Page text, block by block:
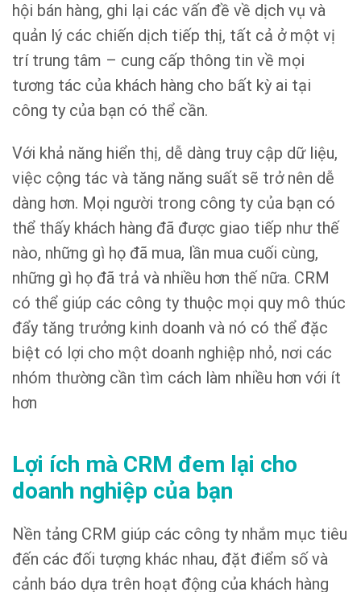
hội bán hàng, ghi lại các vấn đề về dịch vụ và
quản lý các chiến dịch tiếp thị, tất cả ở một vị
trí trung tâm – cung cấp thông tin về mọi
tương tác của khách hàng cho bất kỳ ai tại
công ty của bạn có thể cần.
Với khả năng hiển thị, dễ dàng truy cập dữ liệu,
việc cộng tác và tăng năng suất sẽ trở nên dễ
dàng hơn. Mọi người trong công ty của bạn có
thể thấy khách hàng đã được giao tiếp như thế
nào, những gì họ đã mua, lần mua cuối cùng,
những gì họ đã trả và nhiều hơn thế nữa. CRM
có thể giúp các công ty thuộc mọi quy mô thúc
đẩy tăng trưởng kinh doanh và nó có thể đặc
biệt có lợi cho một doanh nghiệp nhỏ, nơi các
nhóm thường cần tìm cách làm nhiều hơn với ít
hơn
Lợi ích mà CRM đem lại cho
doanh nghiệp của bạn
Nền tảng CRM giúp các công ty nhắm mục tiêu
đến các đối tượng khác nhau, đặt điểm số và
cảnh báo dựa trên hoạt động của khách hàng